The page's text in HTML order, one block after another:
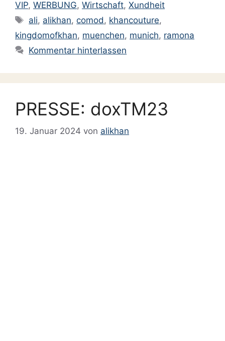
VIP, WERBUNG, Wirtschaft, Xundheit
Schlagwörter
ali, alikhan,comod , khancouture,
kingdomofkhan, muenchen, munich, ramona
Kommentar hinterlassen
PRESSE: doxTM23
19. Januar 2024 von alikhan